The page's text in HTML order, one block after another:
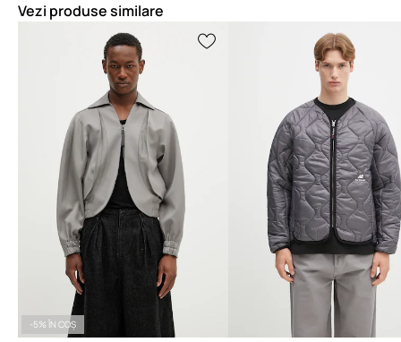
Vezi produse similare
-5% ÎN COȘ